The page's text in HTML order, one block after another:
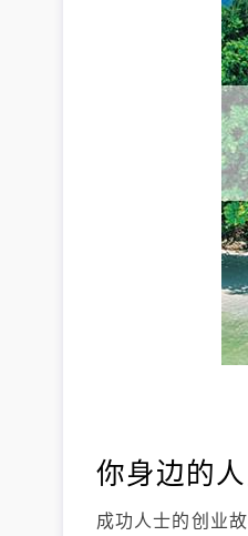
你身边的
成功人士的创业